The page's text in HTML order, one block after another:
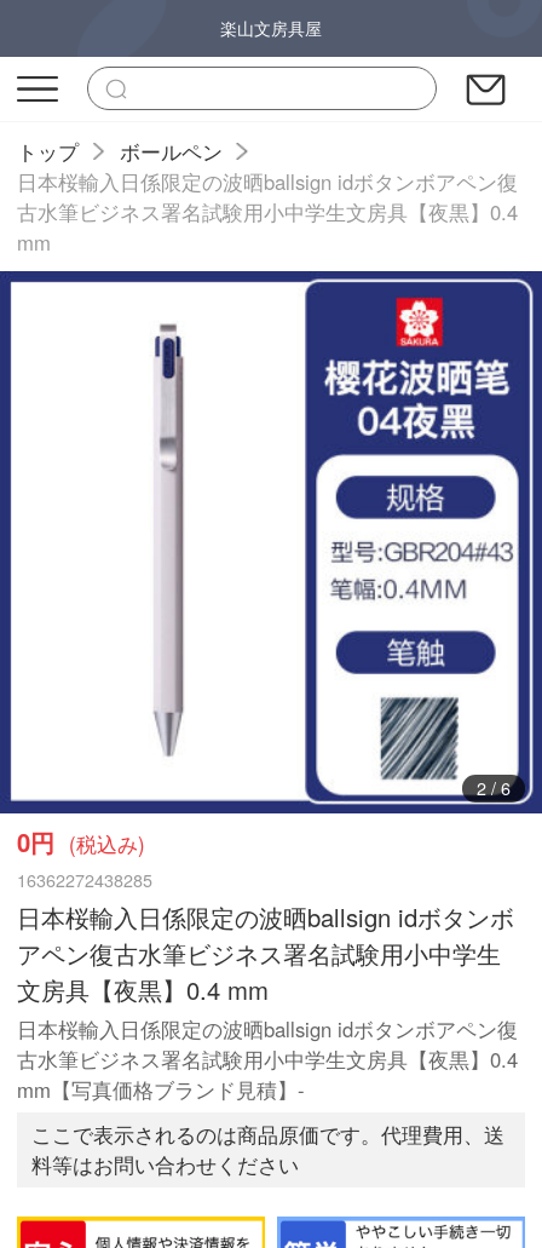
楽山文房具屋
トップ
ボールペン
日本桜輸入日係限定の波晒ballsign idボタンボアペン復
古水筆ビジネス署名試験用小中学生文房具【夜黒】0.4
mm
3/6
0円 (税込み)
16362272438285
日本桜輸入日係限定の波晒ballsign idボタンボ
アペン復古水筆ビジネス署名試験用小中学生
文房具【夜黒】0.4 mm
日本桜輸入日係限定の波晒ballsign idボタンボアペン復
古水筆ビジネス署名試験用小中学生文房具【夜黒】0.4
mm【写真価格ブランド見積】-
ここで表示されるのは商品原価です。代理費用、送
料等はお問い合わせください